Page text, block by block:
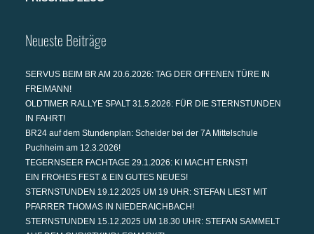
Neueste Beiträge
SERVUS BEIM BR AM 20.6.2026: TAG DER OFFENEN TÜRE IN
FREIMANN!
OLDTIMER RALLYE SPALT 31.5.2026: FÜR DIE STERNSTUNDEN
IN FAHRT!
BR24 auf dem Stundenplan: Scheider bei der 7A Mittelschule
Puchheim am 12.3.2026!
TEGERNSEER FACHTAGE 29.1.2026: KI MACHT ERNST!
EIN FROHES FEST & EIN GUTES NEUES!
STERNSTUNDEN 19.12.2025 UM 19 UHR: STEFAN LIEST MIT
PFARRER THOMAS IN NIEDERAICHBACH!
STERNSTUNDEN 15.12.2025 UM 18.30 UHR: STEFAN SAMMELT